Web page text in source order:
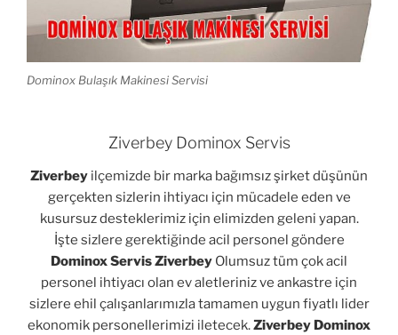
Dominox Bulaşık Makinesi Servisi
Ziverbey Dominox Servis
Ziverbey ilçemizde bir marka bağımsız şirket düşünün
gerçekten sizlerin ihtiyacı için mücadele eden ve
kusursuz desteklerimiz için elimizden geleni yapan.
İşte sizlere gerektiğinde acil personel göndere
Dominox Servis Ziverbey Olumsuz tüm çok acil
personel ihtiyacı olan ev aletleriniz ve ankastre için
sizlere ehil çalışanlarımızla tamamen uygun fiyatlı lider
ekonomik personellerimizi iletecek.Ziverbey Dominox